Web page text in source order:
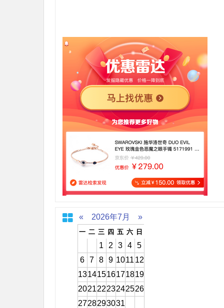
« 2026年7月 »
一 二 三 四 五 六 日
1 2 3 4
5
6
7 8 9 1011 12
13141516171819
20212223242526
2728293031